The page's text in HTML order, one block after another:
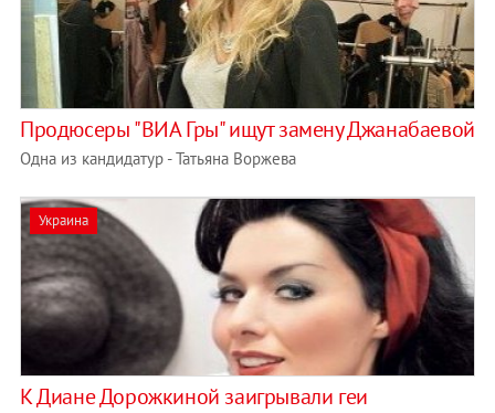
Продюсеры "ВИА Гры" ищут замену Джанабаевой
Одна из кандидатур - Татьяна Воржева
Украина
К Диане Дорожкиной заигрывали геи